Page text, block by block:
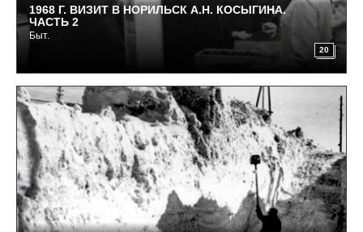
20
1968 Г. ВИЗИТ В НОРИЛЬСК А.Н. КОСЫГИНА.
ЧАСТЬ 2
Быт.